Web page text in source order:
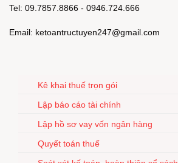
Tel: 09.7857.8866 - 0946.724.666
Email: ketoantructuyen247@gmail.com
Kê khai thuế trọn gói
Lập báo cáo tài chính
Lập hồ sơ vay vốn ngân hàng
Quyết toán thuế